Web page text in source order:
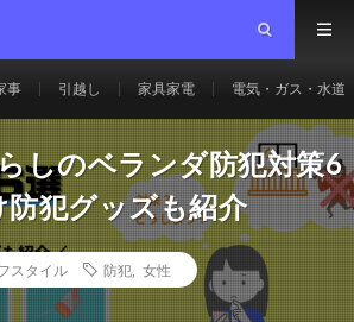
事 引越し 家具家電 電気・ガス・水道
しのベランダ防犯対策6
防犯グッズも紹介
スタイル 防犯 女性